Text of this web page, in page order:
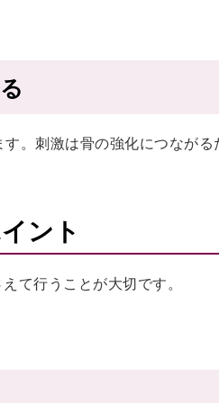
。刺激は骨の強化につながる
ント
て行うことが大切です。